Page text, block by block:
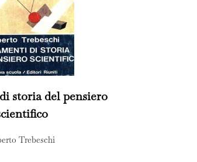
storia del pensiero
Trebeschi